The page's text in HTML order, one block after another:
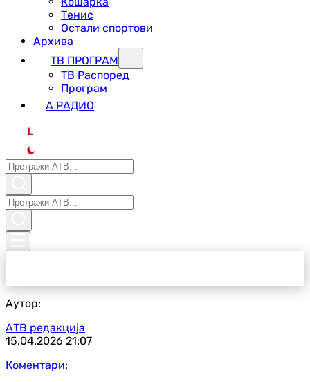
Тенис
Остали спортови
Архива
ТВ ПРОГРАМ
ТВ Распоред
Програм
А РАДИО
L
Аутор:
АТВ редакција
15.04.2026 21:07
Коментари: